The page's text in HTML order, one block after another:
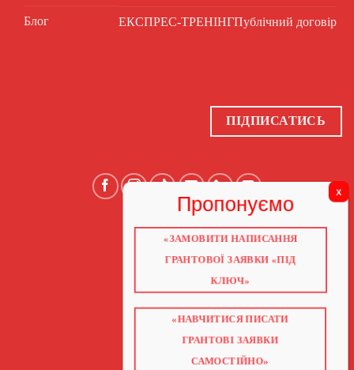
Блог ЕКСПРЕС-ТРЕНІНГПублічний договір
ПІДПИСАТИСЬ
ГОЛОВНА
ГРАНТИ 2026
ПОСЛУГИ
НАВЧАННЯ
КНИГИ
ВІДЕО ПРО ГРАНТИ
«ЗАМОВИТИ НАПИСАННЯ
ГРАНТОВОЇ ЗАЯВКИ «ПІД
КЛЮЧ»
«НАВЧИТИСЯ ПИСАТИ
ГРАНТОВІ ЗАЯВКИ
САМОСТІЙНО»